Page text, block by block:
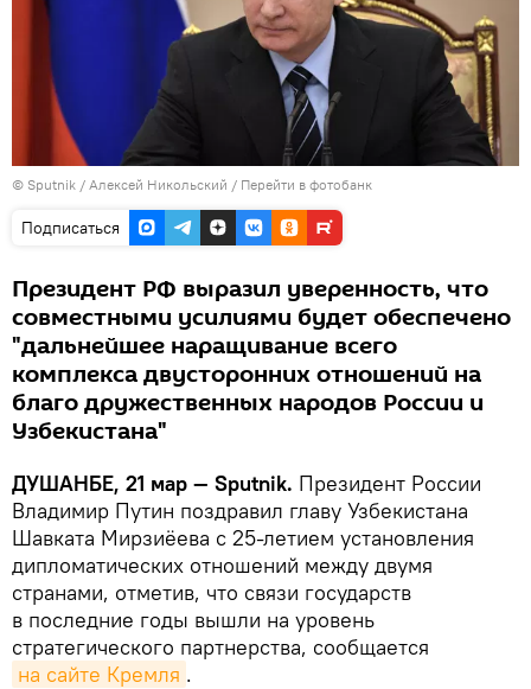
© Sputnik / Алексей Никольский / Перейти в фотобанк
Подписаться
Президент РФ выразил уверенность, что
совместными усилиями будет обеспечено
"дальнейшее наращивание всего
комплекса двусторонних отношений на
благо дружественных народов России и
Узбекистана"
ДУШАНБЕ, 21 мар — Sputnik. Президент России
Владимир Путин поздравил главу Узбекистана
Шавката Мирзиёева с 25-летием установления
дипломатических отношений между двумя
странами, отметив, что связи государств
в последние годы вышли на уровень
стратегического партнерства, сообщается
на сайте Кремля .